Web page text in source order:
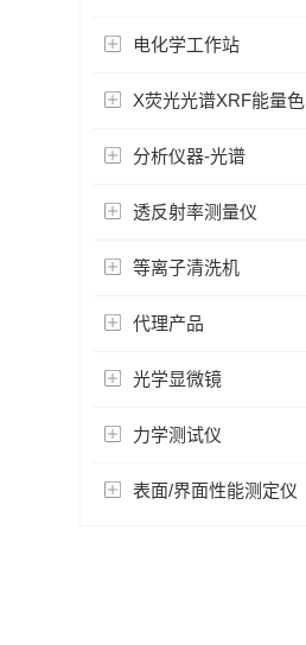
电化学工作站
X荧光光谱XRF能量色散型
分析仪器-光谱
透反射率测量仪
等离子清洗机
代理产品
光学显微镜
力学测试仪
表面/界面性能测定仪